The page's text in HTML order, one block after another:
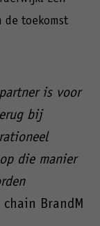
de toekomst
is voor
bij
die manier
chain BrandM